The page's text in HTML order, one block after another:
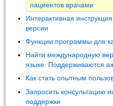
пациентов врачами
Интерактивная
версии
Функции программы для
Найти международную
языке. Поддерживаются
Как стать опытным
Запросить консультацию
поддержки